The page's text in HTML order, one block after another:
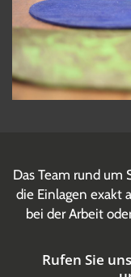
Das Team rund um
die Einlagen exakt
bei der Arbeit
Rufen Sie